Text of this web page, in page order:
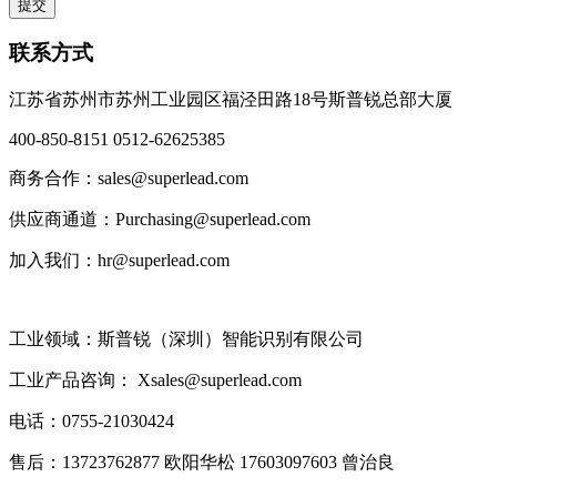
联系方式
江苏省苏州市苏州工业园区福泾田路18号斯普锐总部大厦
400-850-8151 0512-62625385
商务合作：sales@superlead.com
供应商通道：Purchasing@superlead.com
加入我们：hr@superlead.com
工业领域：斯普锐（深圳）智能识别有限公司
工业产品咨询： Xsales@superlead.com
电话：0755-21030424
售后：13723762877 欧阳华松 17603097603 曾治良